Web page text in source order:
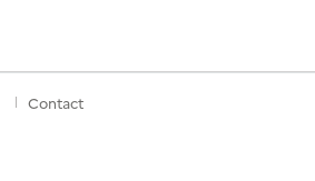
Contact